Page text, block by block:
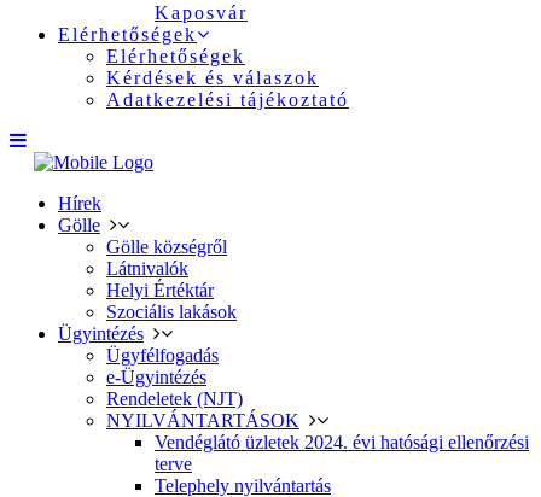
Kaposvár
Elérhetőségek
Elérhetőségek
Kérdések és válaszok
Adatkezelési tájékoztató
Hírek
Gölle
Gölle községről
Látnivalók
Helyi Értéktár
Szociális lakások
Ügyintézés
Ügyfélfogadás
e-Ügyintézés
Rendeletek (NJT)
NYILVÁNTARTÁSOK
Vendéglátó üzletek 2024. évi hatósági ellenőrzési
terve
Telephely nyilvántartás